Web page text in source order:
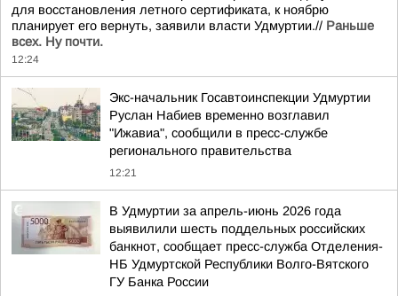
для восстановления летного сертификата, к ноябрю
планирует его вернуть, заявили власти Удмуртии.// Раньше
всех. Ну почти.
12:24
Экс-начальник Госавтоинспекции Удмуртии
Руслан Набиев временно возглавил
"Ижавиа", сообщили в пресс-службе
регионального правительства
12:21
В Удмуртии за апрель-июнь 2026 года
выявилили шесть поддельных российских
банкнот, сообщает пресс-служба Отделения-
НБ Удмуртской Республики Волго-Вятского
ГУ Банка России